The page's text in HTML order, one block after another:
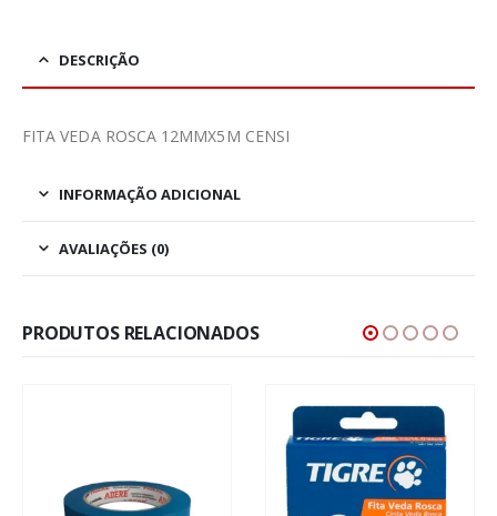
DESCRIÇÃO
FITA VEDA ROSCA 12MMX5M CENSI
INFORMAÇÃO ADICIONAL
AVALIAÇÕES (0)
PRODUTOS RELACIONADOS